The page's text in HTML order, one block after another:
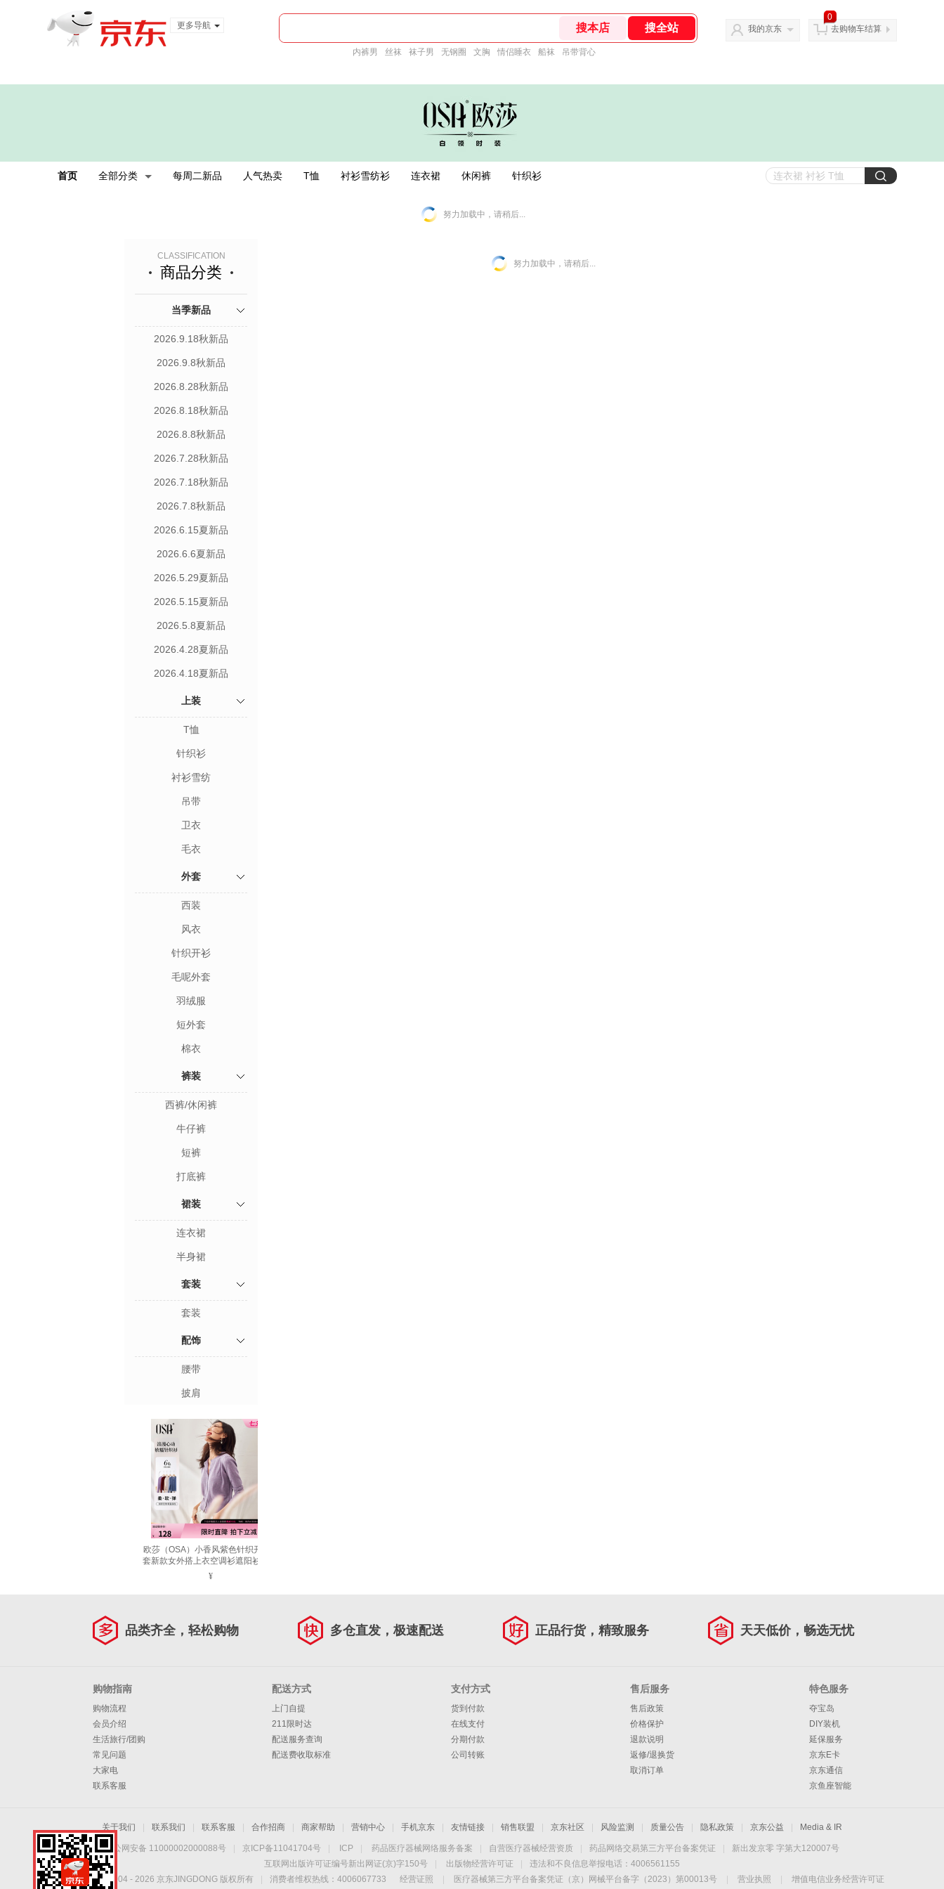
更多导航
内裤男 丝袜 袜子男 无钢圈 文胸 情侣睡衣 船袜 吊带背心
我的京东
0
去购物车结算
首页 全部分类 每周二新品 人气热卖 T恤 衬衫雪纺衫 连衣裙 休闲裤 针织衫
努力加载中，请稍后...
CLASSIFICATION
商品分类
当季新品
2026.9.18秋新品
2026.9.8秋新品
2026.8.28秋新品
2026.8.18秋新品
2026.8.8秋新品
2026.7.28秋新品
2026.7.18秋新品
2026.7.8秋新品
2026.6.15夏新品
2026.6.6夏新品
2026.5.29夏新品
2026.5.15夏新品
2026.5.8夏新品
2026.4.28夏新品
2026.4.18夏新品
上装
T恤
针织衫
衬衫雪纺
吊带
卫衣
毛衣
外套
西装
风衣
针织开衫
毛呢外套
羽绒服
短外套
棉衣
裤装
西裤/休闲裤
牛仔裤
短裤
打底裤
裙装
连衣裙
半身裙
套装
套装
配饰
腰带
披肩
欧莎（OSA）小香风紫色针织开衫外
套新款女外搭上衣空调衫遮阳衫秋 浅
紫色 L
¥
努力加载中，请稍后...
品类齐全，轻松购物 多仓直发，极速配送 正品行货，精致服务 天天低价，畅选无忧
购物指南
购物流程
会员介绍
生活旅行/团购
常见问题
大家电
联系客服
配送方式
上门自提
211限时达
配送服务查询
配送费收取标准
支付方式
货到付款
在线支付
分期付款
公司转账
售后服务
售后政策
价格保护
退款说明
返修/退换货
取消订单
特色服务
夺宝岛
DIY装机
延保服务
京东E卡
京东通信
京鱼座智能
关于我们 联系我们 联系客服 合作招商 商家帮助 营销中心 手机京东 友情链接 销售联盟 京东社区 风险监测 质量公告 隐私政策 京东公益 Media & IR
京公网安备 11000002000088号 京ICP备11041704号 ICP 药品医疗器械网络服务备案 自营医疗器械经营资质 药品网络交易第三方平台备案凭证
新出发京零 字第大120007号
互联网出版许可证编号新出网证(京)字150号
出版物经营许可证
违法和不良信息举报电话：4006561155
Copyright © 2004 - 2026 京东JINGDONG 版权所有 消费者维权热线：4006067733 经营证照 医疗器械第三方平台备案凭证（京）网械平台备字（2023）第00013号 营业执照 增值电信业务经营许可证